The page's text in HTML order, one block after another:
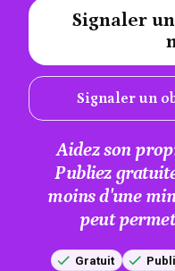
Signaler
Signaler un
Aidez son
Publiez
moins d'une
peut
Gratuit